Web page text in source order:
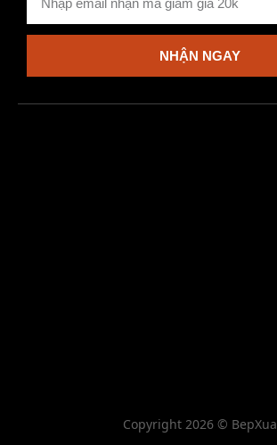
NHẬN NGAY
Copyright 2026 © BepXua